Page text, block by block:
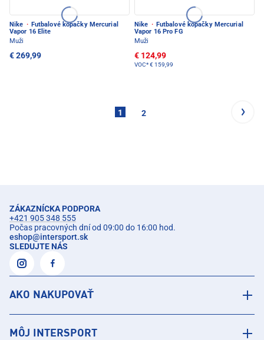
Nike · Futbalové kopačky Mercurial
Vapor 16 Elite
Muži
€ 269,99
Nike · Futbalové kopačky Mercurial
Vapor 16 Pro FG
Muži
€ 124,99
VOC*€ 159,99
1 2
ZÁKAZNÍCKA PODPORA
+421 905 348 555
Počas pracovných dní od 09:00 do 16:00 hod.
eshop@intersport.sk
SLEDUJTE NÁS
AKO NAKUPOVAŤ
MÔJ INTERSPORT